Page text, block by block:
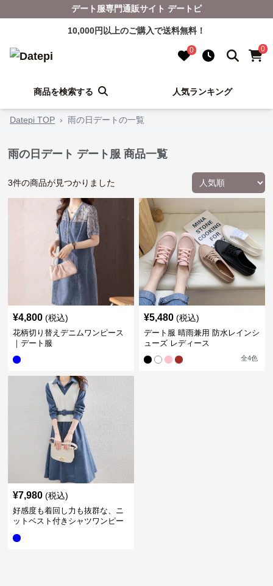
デート服専門通販サイト デートピ
10,000円以上のご購入で送料無料！
0 0
商品を検索する 人気ランキング
Datepi TOP › 雨の日デートの一覧
雨の日デート デート服 商品一覧
3件の商品が見つかりました
¥4,800 (税込)
花柄切り替えデニムワンピース
｜デート服
¥5,480 (税込)
デート服 晴雨兼用 防水レインシ
ューズ レディース
全4色
¥7,980 (税込)
好感度も着回し力も抜群な、ニ
ットベスト付きシャツワンピー